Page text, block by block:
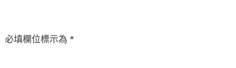
必填欄位標示為 *